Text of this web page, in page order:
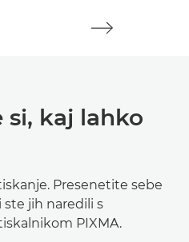
si, kaj lahko
Presenetite sebe
jih naredili s
PIXMA.